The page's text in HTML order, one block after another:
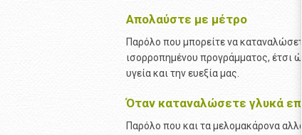
Απολαύστε με μέτρο
Παρόλο που μπορείτε να
ισορροπημένου προγράμματος, έτσι
υγεία και την ευεξία μας.
Όταν καταναλώσετε γλυκά
Παρόλο που και τα μελομακάρονα αλλά